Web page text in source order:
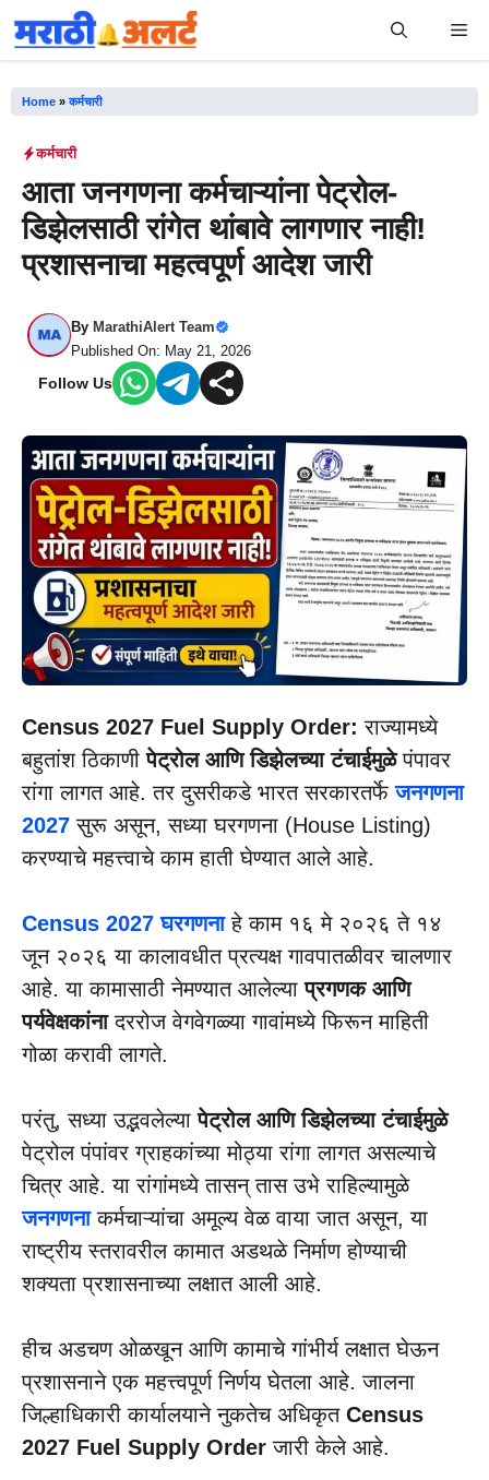
Skip
to
Home »कर्मचारी
कर्मचारी
आता जनगणना कर्मचाऱ्यांना पेट्रोल-
डिझेलसाठी रांगेत थांबावे लागणार नाही!
प्रशासनाचा महत्वपूर्ण आदेश जारी
By MarathiAlert Team
Published On: May 21, 2026
Follow Us
Census 2027 Fuel Supply Order: राज्यामध्ये
बहुतांश ठिकाणीपेट्रोल आणि डिझेलच्या टंचाईमुळेपंपावर
रांगा लागत आहे. तर दुसरीकडे भारत सरकारतर्फेजनगणना
2027 सुरू असून, सध्या घरगणना (House Listing)
करण्याचे महत्त्वाचे काम हाती घेण्यात आले आहे.
Census 2027 घरगणनाहे काम १६ मे २०२६ ते १४
जून २०२६ या कालावधीत प्रत्यक्ष गावपातळीवर चालणार
आहे. या कामासाठी नेमण्यात आलेल्याप्रगणक आणि
पर्यवेक्षकांनादररोज वेगवेगळ्या गावांमध्ये फिरून माहिती
गोळा करावी लागते.
परंतु, सध्या उद्भवलेल्यापेट्रोल आणि डिझेलच्या टंचाईमुळे
पेट्रोल पंपांवर ग्राहकांच्या मोठ्या रांगा लागत असल्याचे
चित्र आहे. या रांगांमध्ये तासन् तास उभे राहिल्यामुळे
जनगणनाकर्मचाऱ्यांचा अमूल्य वेळ वाया जात असून, या
राष्ट्रीय स्तरावरील कामात अडथळे निर्माण होण्याची
शक्यता प्रशासनाच्या लक्षात आली आहे.
हीच अडचण ओळखून आणि कामाचे गांभीर्य लक्षात घेऊन
प्रशासनाने एक महत्त्वपूर्ण निर्णय घेतला आहे. जालना
जिल्हाधिकारी कार्यालयाने नुकतेच अधिकृत Census
2027 Fuel Supply Order जारी केले आहे.